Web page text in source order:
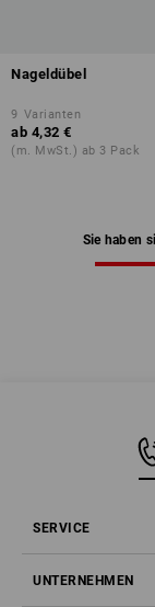
Nageldübel
9 Varianten
ab 4,32 €
(m. MwSt.) ab 3 Pack
Sie haben
SERVICE
UNTERNEHMEN